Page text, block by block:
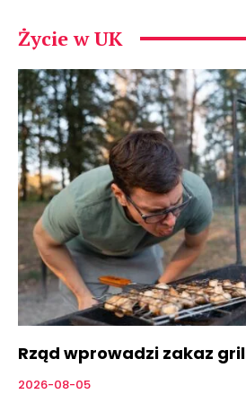
Życie w UK
Rząd wprowadzi zakaz
2026-08-05